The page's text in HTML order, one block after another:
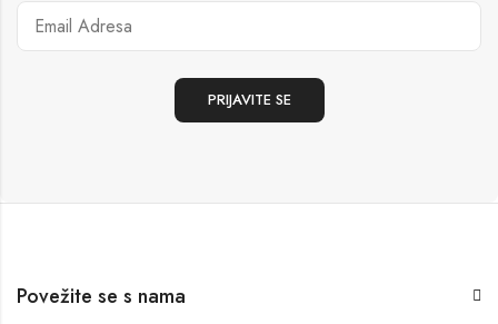
Povežite se s nama